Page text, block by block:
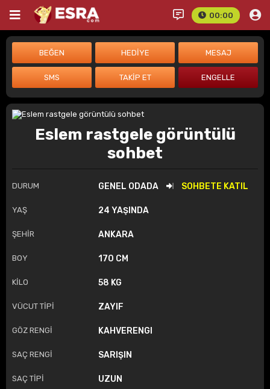
00:00
Eslem rastgele görüntülü
sohbet
DURUM GENEL ODADA SOHBETE KATIL
YAŞ 24 YAŞINDA
ŞEHİR ANKARA
BOY 170 CM
KİLO 58 KG
VÜCUT TİPİ ZAYIF
GÖZ RENGİ KAHVERENGI
SAÇ RENGİ SARIŞIN
SAÇ TİPİ UZUN